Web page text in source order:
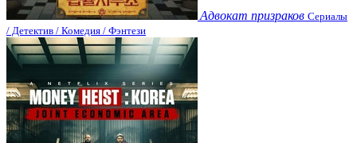
Адвокат призраков Сериалы
/ Детектив / Комедия / Фэнтези